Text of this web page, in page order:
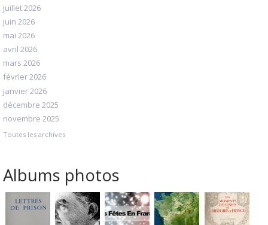
juillet 2026
juin 2026
mai 2026
avril 2026
mars 2026
février 2026
janvier 2026
décembre 2025
novembre 2025
Toutes les archives
Albums photos